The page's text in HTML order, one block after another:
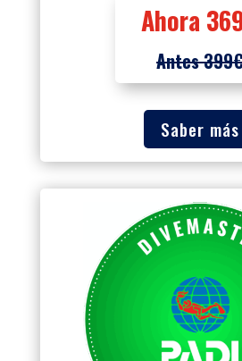
Ahora
Antes
Saber más